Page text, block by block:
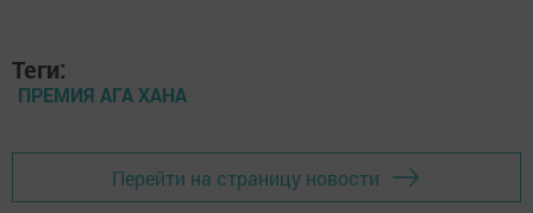
Теги:
ПРЕМИЯ АГА ХАНА
Перейти на страницу новости